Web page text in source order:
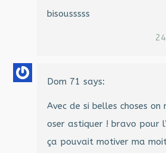
bisousssss
Dom 71 says:
Avec de si belles choses on
oser astiquer ! bravo pour
ça pouvait motiver ma